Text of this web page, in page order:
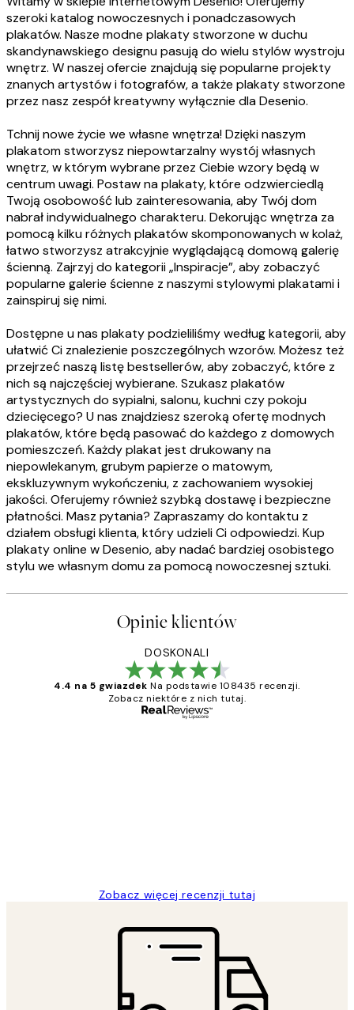
szeroki katalog nowoczesnych i ponadczasowych
plakatów. Nasze modne plakaty stworzone w duchu
skandynawskiego designu pasują do wielu stylów wystroju
wnętrz. W naszej ofercie znajdują się popularne projekty
znanych artystów i fotografów, a także plakaty stworzone
przez nasz zespół kreatywny wyłącznie dla Desenio.
Tchnij nowe życie we własne wnętrza! Dzięki naszym
plakatom stworzysz niepowtarzalny wystój własnych
wnętrz, w którym wybrane przez Ciebie wzory będą w
centrum uwagi. Postaw na plakaty, które odzwierciedlą
Twoją osobowość lub zainteresowania, aby Twój dom
nabrał indywidualnego charakteru. Dekorując wnętrza za
pomocą kilku różnych plakatów skomponowanych w kolaż,
łatwo stworzysz atrakcyjnie wyglądającą domową galerię
ścienną. Zajrzyj do kategorii „Inspiracje”, aby zobaczyć
popularne galerie ścienne z naszymi stylowymi plakatami i
zainspiruj się nimi.
Dostępne u nas plakaty podzieliliśmy według kategorii, aby
ułatwić Ci znalezienie poszczególnych wzorów. Możesz też
przejrzeć naszą listę bestsellerów, aby zobaczyć, które z
nich są najczęściej wybierane. Szukasz plakatów
artystycznych do sypialni, salonu, kuchni czy pokoju
dziecięcego? U nas znajdziesz szeroką ofertę modnych
plakatów, które będą pasować do każdego z domowych
pomieszczeń. Każdy plakat jest drukowany na
niepowlekanym, grubym papierze o matowym,
ekskluzywnym wykończeniu, z zachowaniem wysokiej
jakości. Oferujemy również szybką dostawę i bezpieczne
płatności. Masz pytania? Zapraszamy do kontaktu z
działem obsługi klienta, który udzieli Ci odpowiedzi. Kup
plakaty online w Desenio, aby nadać bardziej osobistego
stylu we własnym domu za pomocą nowoczesnej sztuki.
Opinie klientów
DOSKONALI
4.4 na 5 gwiazdek Na podstawie 108435 recenzji.
Zobacz niektóre z nich tutaj.
Zobacz więcej recenzji tutaj